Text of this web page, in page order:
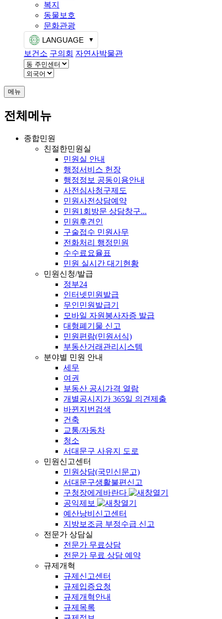
복지
동물보호
문화관광
LANGUAGE
보건소 구의회 자연사박물관
메뉴
전체메뉴
종합민원
친절한민원실
민원실 안내
행정서비스 헌장
행정정보 공동이용안내
사전심사청구제도
민원사전상담예약
민원1회방문 상담창구...
민원후견인
구술접수 민원사무
전화처리 행정민원
수수료요율표
민원 실시간 대기현황
민원신청/발급
정부24
인터넷민원발급
무인민원발급기
모바일 자원봉사자증 발급
대형폐기물 신고
민원편람(민원서식)
부동산거래관리시스템
분야별 민원 안내
세무
여권
부동산 공시가격 열람
개별공시지가 365일 의견제출
바뀐지번검색
건축
교통/자동차
청소
서대문구 사유지 도로
민원신고센터
민원상담(국민신문고)
서대문구생활불편신고
구청장에게바란다
공익제보
예산낭비신고센터
지방보조금 부정수급 신고
전문가 상담실
전문가 무료상담
전문가 무료 상담 예약
규제개혁
규제신고센터
규제입증요청
규제개혁안내
규제목록